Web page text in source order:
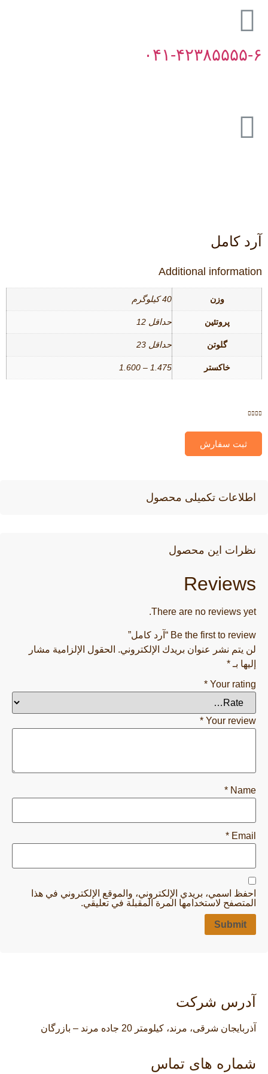
۰۴۱-۴۲۳۸۵۵۵۵-۶
آرد کامل
Additional information
وزن 40 کیلوگرم
پروتئین حداقل 12
گلوتن حداقل 23
خاکستر 1.475 – 1.600
ثبت سفارش
اطلاعات تکمیلی محصول
نظرات این محصول
Reviews
There are no reviews yet.
Be the first to review “آرد کامل”
لن يتم نشر عنوان بريدك الإلكتروني. الحقول الإلزامية مشار
إليها بـ *
Your rating
*
Your review
*
Name
*
Email
*
احفظ اسمي، بريدي الإلكتروني، والموقع الإلكتروني في هذا
المتصفح لاستخدامها المرة المقبلة في تعليقي.
آدرس شرکت
آذربایجان شرقی، مرند، کیلومتر 20 جاده مرند – بازرگان
شماره های تماس